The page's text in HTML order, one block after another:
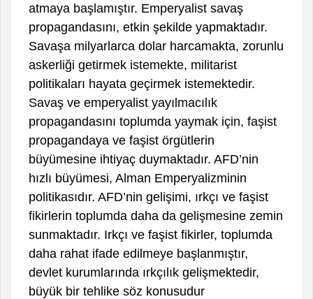
atmaya başlamıştır. Emperyalist savaş
propagandasını, etkin şekilde yapmaktadır.
Savaşa milyarlarca dolar harcamakta, zorunlu
askerliği getirmek istemekte, militarist
politikaları hayata geçirmek istemektedir.
Savaş ve emperyalist yayılmacılık
propagandasını toplumda yaymak için, faşist
propagandaya ve faşist örgütlerin
büyümesine ihtiyaç duymaktadır. AFD’nin
hızlı büyümesi, Alman Emperyalizminin
politikasıdır. AFD’nin gelişimi, ırkçı ve faşist
fikirlerin toplumda daha da gelişmesine zemin
sunmaktadır. Irkçı ve faşist fikirler, toplumda
daha rahat ifade edilmeye başlanmıştır,
devlet kurumlarında ırkçılık gelişmektedir,
büyük bir tehlike söz konusudur